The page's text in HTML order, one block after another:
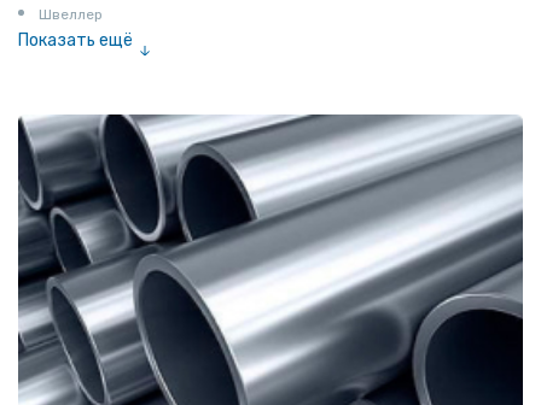
Швеллер
Показать ещё
Катанка
Шестигранник
Полособульб
Полукруг
Шпунт Ларсена